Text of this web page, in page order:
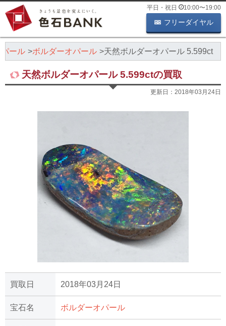
平日・祝日 10:00〜19:00
フリーダイヤル
ール ボルダーオパール 天然ボルダーオパール 5.599ct
天然ボルダーオパール 5.599ctの買取
更新日： 2018年03月24日
買取日 2018年03月24日
宝石名 ボルダーオパール